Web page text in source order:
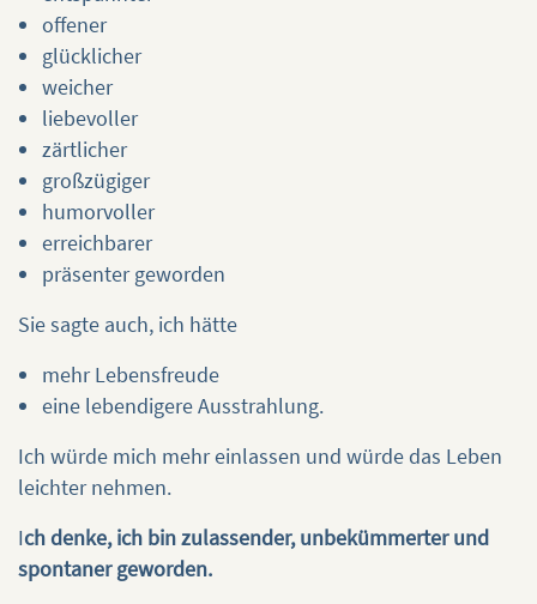
offener
glücklicher
weicher
liebevoller
zärtlicher
großzügiger
humorvoller
erreichbarer
präsenter geworden
Sie sagte auch, ich hätte
mehr Lebensfreude
eine lebendigere Ausstrahlung.
Ich würde mich mehr einlassen und würde das Leben
leichter nehmen.
Ich denke, ich bin zulassender, unbekümmerter und
spontaner geworden.